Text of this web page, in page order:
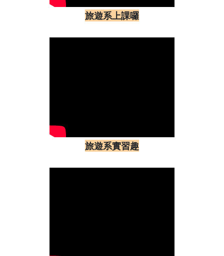
旅遊系上課囉
旅遊系實習趣